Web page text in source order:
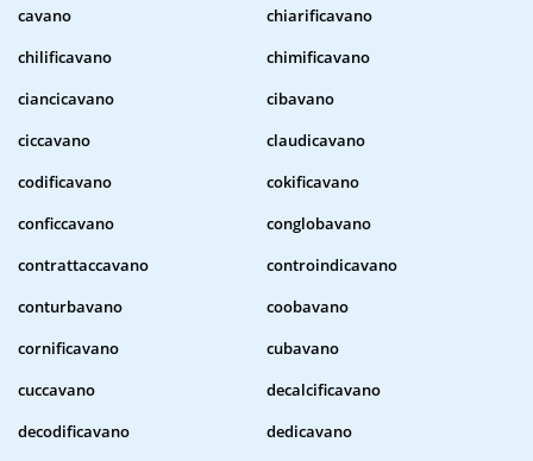
cavano
chiarificavano
chilificavano
chimificavano
ciancicavano
cibavano
ciccavano
claudicavano
codificavano
cokificavano
conficcavano
conglobavano
contrattaccavano
controindicavano
conturbavano
coobavano
cornificavano
cubavano
cuccavano
decalcificavano
decodificavano
dedicavano